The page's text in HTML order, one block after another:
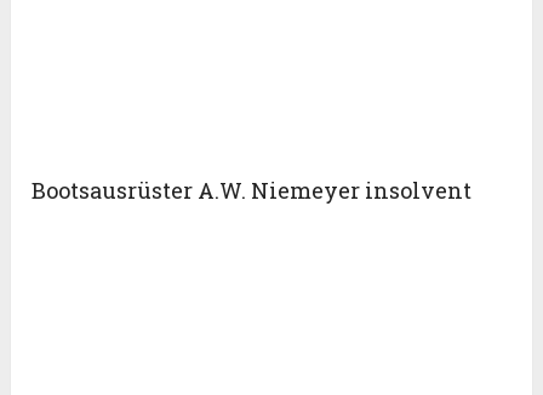
Bootsausrüster A.W. Niemeyer insolvent